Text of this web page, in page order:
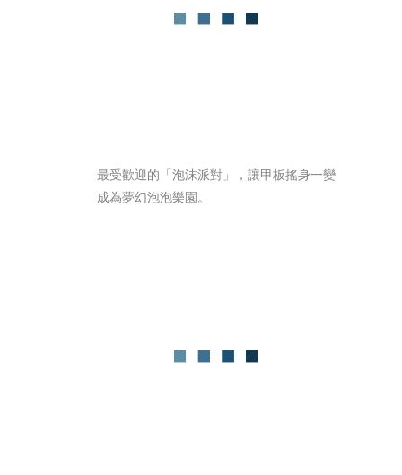
最受歡迎的「泡沫派對」，讓甲板搖身一變
成為夢幻泡泡樂園。